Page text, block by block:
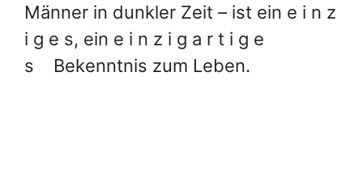
Männer in dunkler Zeit – ist ein e i n z
i g e s, ein e i n z i g a r t i g e
s Bekenntnis zum Leben.